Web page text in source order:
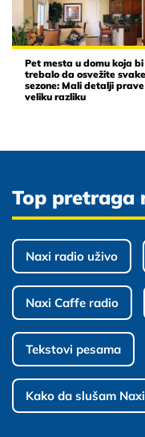
Pet mesta u domu koja bi
trebalo da osvežite svake
sezone: Mali detalji prave
veliku razliku
Top pretraga
Naxi radio uživo
Naxi Caffe radio
Tekstovi pesama
Kako da slušam